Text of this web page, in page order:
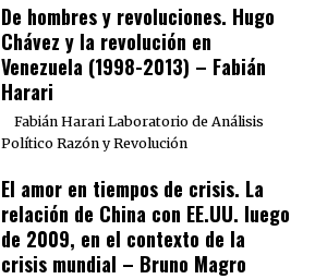
De hombres y revoluciones. Hugo
Chávez y la revolución en
Venezuela (1998-2013) – Fabián
Harari
Fabián Harari Laboratorio de Análisis
Político Razón y Revolución
El amor en tiempos de crisis. La
relación de China con EE.UU. luego
de 2009, en el contexto de la
crisis mundial – Bruno Magro